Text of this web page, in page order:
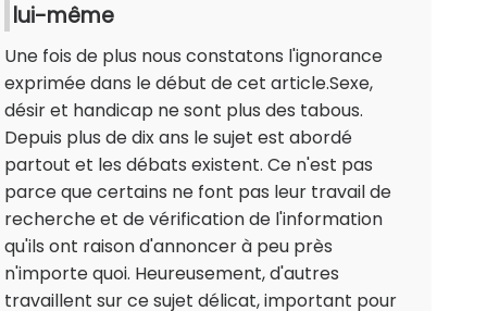
lui-même
Une fois de plus nous constatons l'ignorance
exprimée dans le début de cet article.Sexe,
désir et handicap ne sont plus des tabous.
Depuis plus de dix ans le sujet est abordé
partout et les débats existent. Ce n'est pas
parce que certains ne font pas leur travail de
recherche et de vérification de l'information
qu'ils ont raison d'annoncer à peu près
n'importe quoi. Heureusement, d'autres
travaillent sur ce sujet délicat, important pour